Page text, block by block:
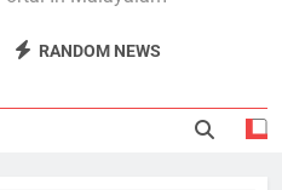
RANDOM NEWS